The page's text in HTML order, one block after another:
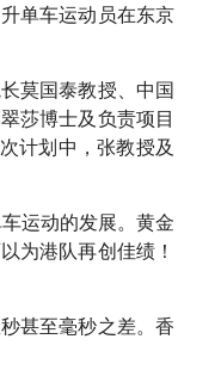
右五）、体育专员杨德强
单车运动员在东京
莫国泰教授、中国
莎博士及负责项目
计划中，张教授及
运动的发展。黄金
为港队再创佳绩！
甚至毫秒之差。香